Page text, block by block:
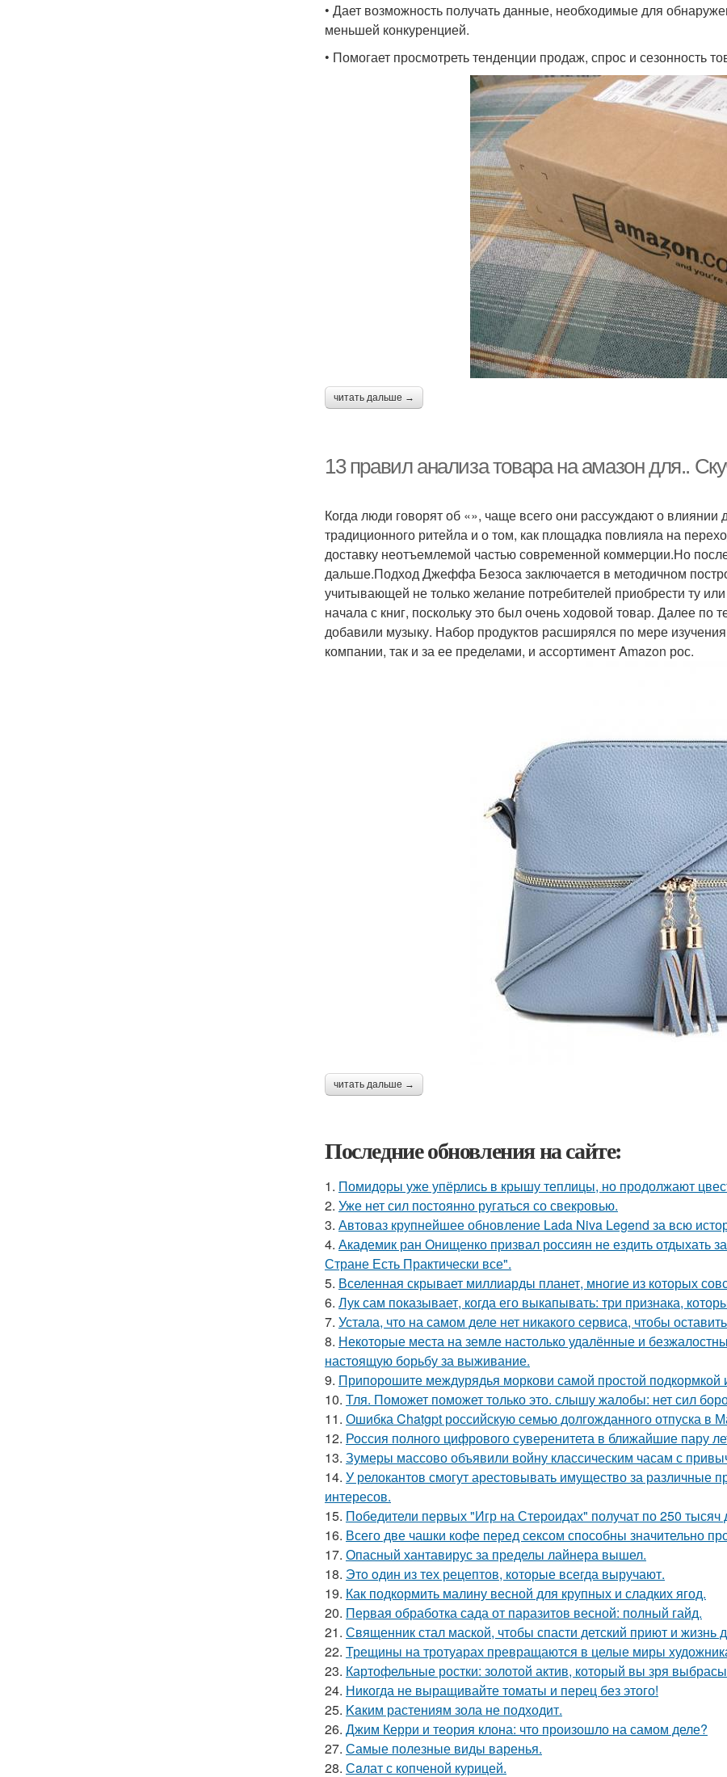
• Дает возможность получать данные, необходимые для
меньшей конкуренцией.
• Помогает просмотреть тенденции продаж, спрос и сезонность
читать дальше →
13 правил анализа товара на амазон для..
Когда люди говорят об «», чаще всего они рассуждают о влиянии
традиционного ритейла и о том, как площадка повлияла на
доставку неотъемлемой частью современной коммерции.Но
дальше.Подход Джеффа Безоса заключается в методичном
учитывающей не только желание потребителей приобрести ту
начала с книг, поскольку это был очень ходовой товар. Далее по
добавили музыку. Набор продуктов расширялся по мере
компании, так и за ее пределами, и ассортимент Amazon рос.
читать дальше →
Последние обновления на сайте:
1. Помидоры уже упёрлись в крышу теплицы, но продолжают
2. Уже нет сил постоянно ругаться со свекровью.
3. Автоваз крупнейшее обновление Lada Niva Legend за всю
4. Академик ран Онищенко призвал россиян не ездить отдыхать
Стране Есть Практически все".
5. Вселенная скрывает миллиарды планет, многие из которых
6. Лук сам показывает, когда его выкапывать: три признака,
7. Устала, что на самом деле нет никакого сервиса, чтобы
8. Некоторые места на земле настолько удалённые и
настоящую борьбу за выживание.
9. Припорошите междурядья моркови самой простой подкормкой
10. Тля. Поможет поможет только это. слышу жалобы: нет сил
11. Ошибка Chatgpt российскую семью долгожданного отпуска в
12. Россия полного цифрового суверенитета в ближайшие пару
13. Зумеры массово объявили войну классическим часам с
14. У релокантов смогут арестовывать имущество за различные
интересов.
15. Победители первых "Игр на Стероидах" получат по 250 тысяч
16. Всего две чашки кофе перед сексом способны значительно
17. Опасный хантавирус за пределы лайнера вышел.
18. Этo oдин из тех рецептов, которые всегда выручают.
19. Как подкормить малину весной для крупных и сладких ягод.
20. Первая обработка сада от паразитов весной: полный гайд.
21. Священник стал маской, чтобы спасти детский приют и жизнь
22. Трещины на тротуарах превращаются в целые миры
23. Картофельные ростки: золотой актив, который вы зря
24. Никогда не выращивайте томаты и перец без этого!
25. Kaким растениям зола не подходит.
26. Джим Керри и теория клона: что произошло на самом деле?
27. Самые полезные виды варенья.
28. Сaлат с копченой курицей.